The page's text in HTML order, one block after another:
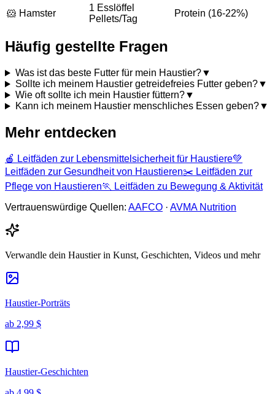
🐹 Hamster
1 Esslöffel
Pellets/Tag
Protein (16-22%)
Häufig gestellte Fragen
Was ist das beste Futter für mein Haustier?▼
Sollte ich meinem Haustier getreidefreies Futter geben?▼
Wie oft sollte ich mein Haustier füttern?▼
Kann ich meinem Haustier menschliches Essen geben?▼
Mehr entdecken
🍎 Leitfäden zur Lebensmittelsicherheit für Haustiere💚
Leitfäden zur Gesundheit von Haustieren✂️ Leitfäden zur
Pflege von Haustieren🏃 Leitfäden zu Bewegung & Aktivität
Vertrauenswürdige Quellen: AAFCO · AVMA Nutrition
Verwandle dein Haustier in Kunst, Geschichten, Videos und mehr
Haustier-Porträts
ab 2,99 $
Haustier-Geschichten